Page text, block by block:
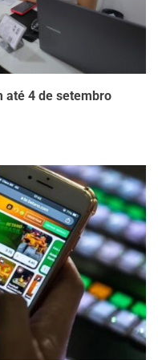
até 4 de setembro